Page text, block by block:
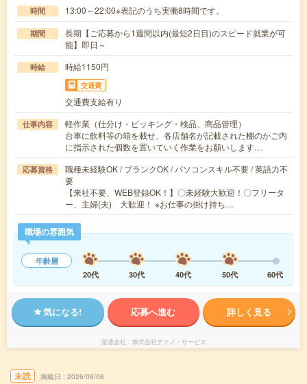
時間 13:00～22:00※表記のうち実働8時間です。
期間
長期【ご応募から1週間以内(最短2日目)のスピード就業が可
能】即日～
時給 時給1150円
交通費
交通費支給有り
仕事内容
軽作業（仕分け・ピッキング・検品、商品管理）
台車に飲料等の箱を載せ、各店舗名が記載された棚のかご内
に指示された個数を置いていく作業をお願いします…
応募資格
職種未経験OK / ブランクOK / パソコンスキル不要 / 英語力不
要
【来社不要、WEB登録OK！】〇未経験大歓迎！〇フリータ
ー、主婦(夫) 大歓迎！ ※お仕事の掛け持ち…
職場の雰囲気
年齢層
20代
30代 40代 50代 60代
気になる! 応募へ進む 詳しく見る
派遣会社 株式会社テクノ・サービス
未読 掲載日 2026/08/06